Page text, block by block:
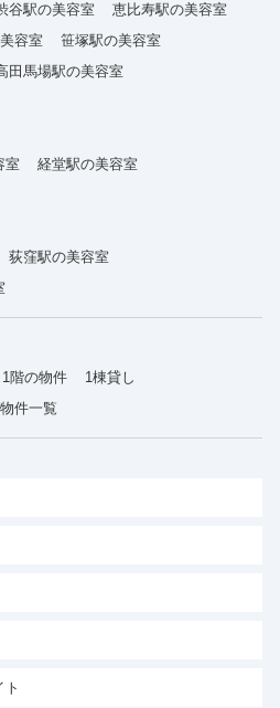
谷駅の美容室
恵比寿駅の美容室
容室
笹塚駅の美容室
田馬場駅の美容室
室
経堂駅の美容室
荻窪駅の美容室
1階の物件
1棟貸し
件一覧
理由
測
ト